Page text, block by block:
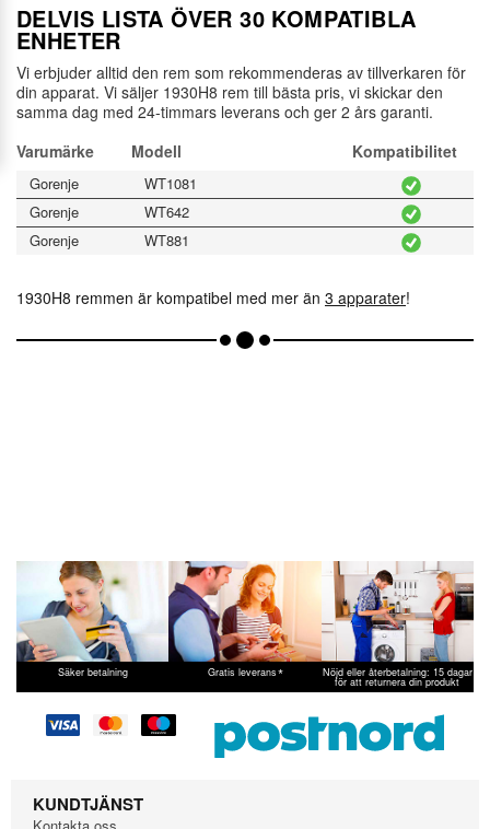
DELVIS LISTA ÖVER 30 KOMPATIBLA
ENHETER
Vi erbjuder alltid den rem som rekommenderas av tillverkaren för
din apparat. Vi säljer 1930H8 rem till bästa pris, vi skickar den
samma dag med 24-timmars leverans och ger 2 års garanti.
Varumärke
Modell Kompatibilitet
Gorenje
WT1081
Gorenje
WT642
Gorenje
WT881
1930H8 remmen är kompatibel med mer än 3 apparater!
Säker betalning Gratis leverans* Nöjd eller återbetalning: 15 dagar
för att returnera din produkt
KUNDTJÄNST